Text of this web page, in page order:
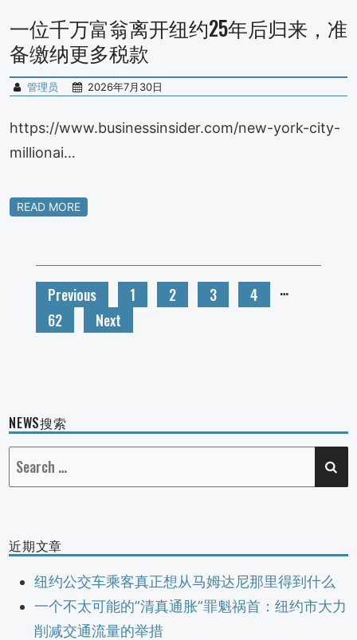
一位千万富翁离开纽约25年后归来，准
备缴纳更多税款
管理员 2026年7月30日
https://www.businessinsider.com/new-york-city-
millionai…
READ MORE
Previous 1 2 3 4
…
62
Next
NEWS搜索
Search
for:
近期文章
纽约公交车乘客真正想从马姆达尼那里得到什么
一个不太可能的”清真通胀”罪魁祸首：纽约市大力
削减交通流量的举措